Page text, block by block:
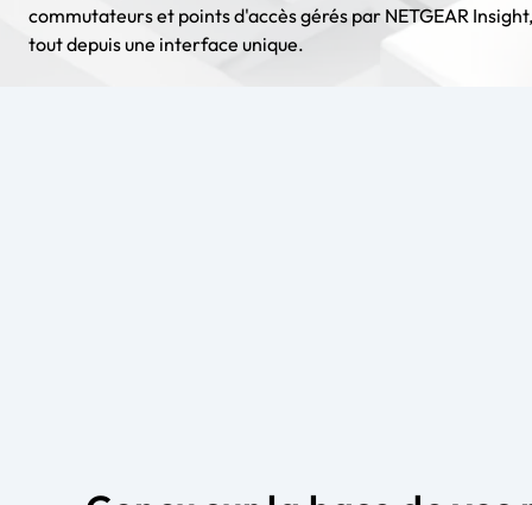
commutateurs et points d'accès gérés par NETGEAR
tout depuis une interface unique.